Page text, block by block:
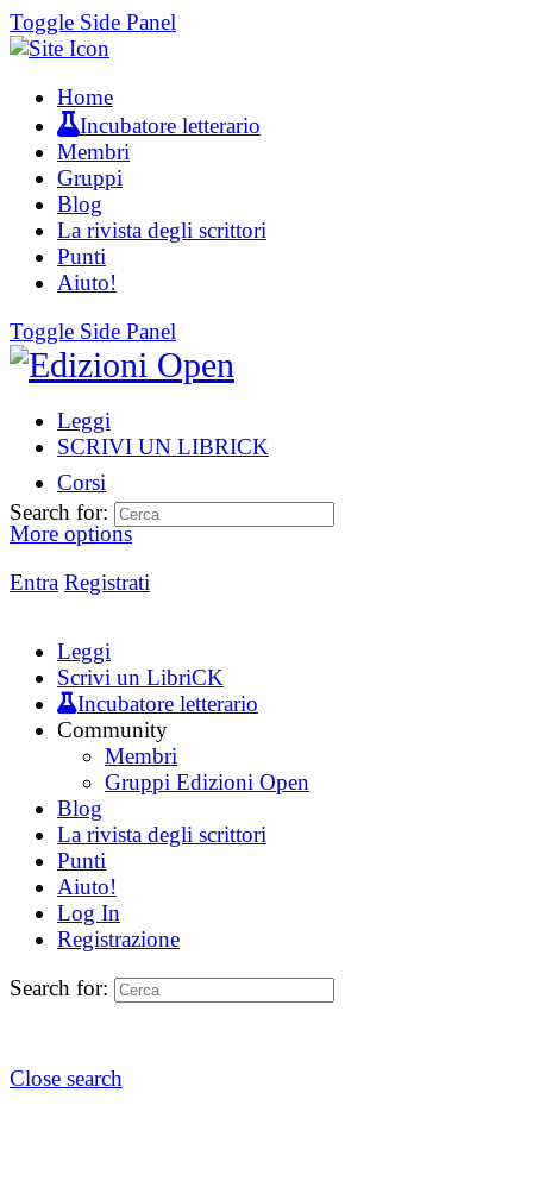
Toggle Side Panel
Home
Incubatore letterario
Membri
Gruppi
Blog
La rivista degli scrittori
Punti
Aiuto!
Toggle Side Panel
Leggi
SCRIVI UN LIBRICK
Corsi
More options
Entra Registrati
Search for:
Leggi
Scrivi un LibriCK
Incubatore letterario
Community
Membri
Gruppi Edizioni Open
Blog
La rivista degli scrittori
Punti
Aiuto!
Log In
Registrazione
Search for:
Close search